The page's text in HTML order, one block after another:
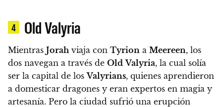
4 Old Valyria
Mientras Jorah viaja con Tyrion a Meereen, los
dos navegan a través de Old Valyria, la cual solía
ser la capital de losValyrians, quienes aprendieron
a domesticar dragones y eran expertos en magia y
artesanía. Pero la ciudad sufrió una erupción